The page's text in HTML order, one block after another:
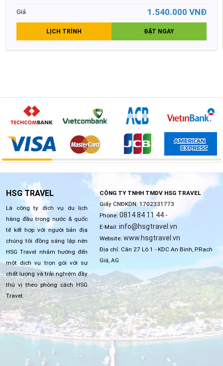
Giá 1.540.000 VNĐ
LỊCH TRÌNH ĐẶT NGAY
HSG TRAVEL
Là công ty dịch vụ du lịch
hàng đầu trong nước & quốc
tế kết hợp với người bản địa
chúng tôi đồng sáng lập nên
HSG Travel nhắm hướng đến
một dịch vụ trọn gói với sự
chất lượng và trải nghiệm đầy
thú vị theo phòng cách HSG
Travel.
CÔNG TY TNHH TMDV HSG TRAVEL
Giấy CNĐKDN: 1702331773
Phone:0814 84 11 44 -
E-Mail:info@hsgtravel.vn
Website:www.hsgtravel.vn
Địa chỉ: Căn 27 Lô 1 - KDC An Bình, P.Rạch
Giá, AG